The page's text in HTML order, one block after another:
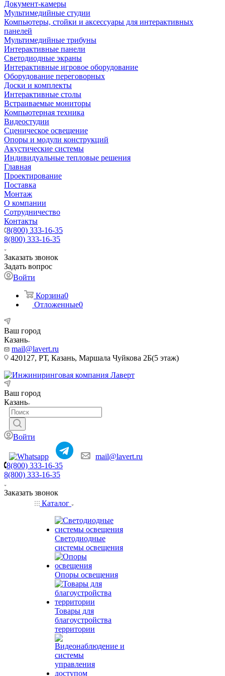
Документ-камеры
Мультимедийные студии
Компьютеры, стойки и аксессуары для интерактивных
панелей
Мультимедийные трибуны
Интерактивные панели
Светодиодные экраны
Интерактивные игровое оборудование
Оборудование переговорных
Доски и комплекты
Интерактивные столы
Встраиваемые мониторы
Компьютерная техника
Видеостудии
Cценическое освещение
Опоры и модули конструкций
Акустические системы
Индивидуальные тепловые решения
Главная
Проектирование
Поставка
Монтаж
О компании
Сотрудничество
Контакты
8(800) 333-16-35
8(800) 333-16-35
Заказать звонок
Задать вопрос
Войти
Корзина0
Отложенные0
Ваш город
Казань
mail@lavert.ru
420127, РТ, Казань, Маршала Чуйкова 2Б(5 этаж)
Ваш город
Казань
Войти
mail@lavert.ru
8(800) 333-16-35
8(800) 333-16-35
Заказать звонок
Каталог
Светодиодные
системы освещения
Опоры освещения
Товары для
благоустройства
территории